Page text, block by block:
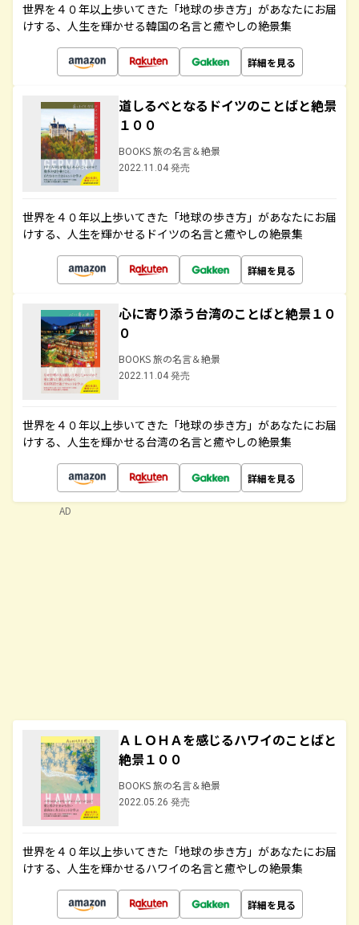
世界を４０年以上歩いてきた「地球の歩き方」があなたにお届
けする、人生を輝かせる韓国の名言と癒やしの絶景集
詳細を見る
道しるべとなるドイツのことばと絶景
１００
BOOKS 旅の名言＆絶景
2022.11.04 発売
世界を４０年以上歩いてきた「地球の歩き方」があなたにお届
けする、人生を輝かせるドイツの名言と癒やしの絶景集
詳細を見る
心に寄り添う台湾のことばと絶景１０
０
BOOKS 旅の名言＆絶景
2022.11.04 発売
世界を４０年以上歩いてきた「地球の歩き方」があなたにお届
けする、人生を輝かせる台湾の名言と癒やしの絶景集
詳細を見る
ＡＬＯＨＡを感じるハワイのことばと
絶景１００
BOOKS 旅の名言＆絶景
2022.05.26 発売
世界を４０年以上歩いてきた「地球の歩き方」があなたにお届
けする、人生を輝かせるハワイの名言と癒やしの絶景集
詳細を見る
AD